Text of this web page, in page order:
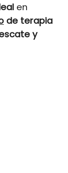
en
de terapia
y